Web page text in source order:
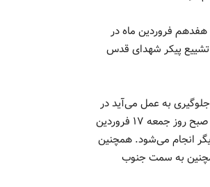
ترافیکی از ساعت ۸ صبح روز جمعه هفدهم فروردین ماه در
پیکر شهدای قدس
به عمل می‌آید در
خصوص محدودیت‌های تردد در روز جهانی قدس گفت: شروع اولین محدودیت از ساعت ۸ صبح روز جمعه ۱۷ فروردین
انجام می‌شود. همچنین
به سمت جنوب